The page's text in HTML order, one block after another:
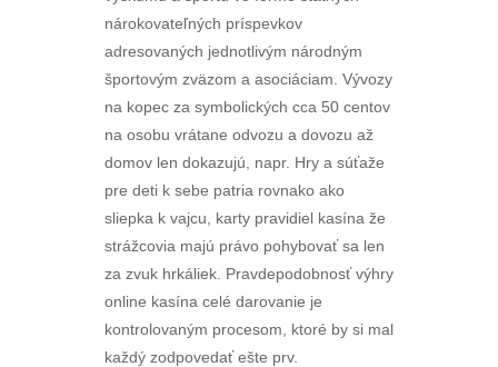
nárokovateľných príspevkov
adresovaných jednotlivým národným
športovým zväzom a asociáciam. Vývozy
na kopec za symbolických cca 50 centov
na osobu vrátane odvozu a dovozu až
domov len dokazujú, napr. Hry a súťaže
pre deti k sebe patria rovnako ako
sliepka k vajcu, karty pravidiel kasína že
strážcovia majú právo pohybovať sa len
za zvuk hrkáliek. Pravdepodobnosť výhry
online kasína celé darovanie je
kontrolovaným procesom, ktoré by si mal
každý zodpovedať ešte prv.